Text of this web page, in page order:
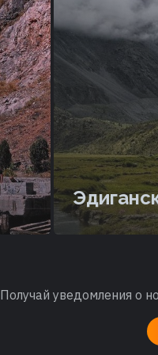
Получай уведомления о